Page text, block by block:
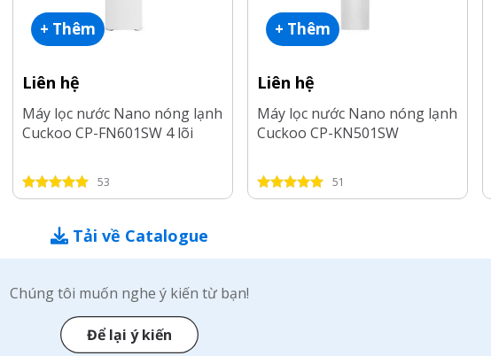
+ Thêm
Liên hệ
Máy lọc nước Nano nóng lạnh
Cuckoo CP-FN601SW 4 lõi
53
+ Thêm
Liên hệ
Máy lọc nước Nano nóng lạnh
Cuckoo CP-KN501SW
51
Tải về Catalogue
Chúng tôi muốn nghe ý kiến từ bạn!
Để lại ý kiến